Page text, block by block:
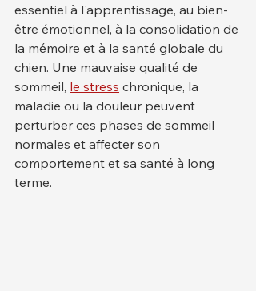
essentiel à l'apprentissage, au bien-
être émotionnel, à la consolidation de
la mémoire et à la santé globale du
chien. Une mauvaise qualité de
sommeil, le stress chronique, la
maladie ou la douleur peuvent
perturber ces phases de sommeil
normales et affecter son
comportement et sa santé à long
terme.